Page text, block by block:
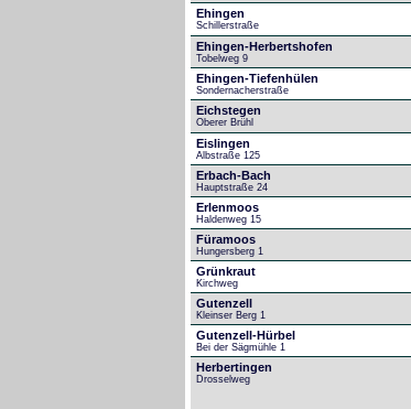
Ehingen
Schillerstraße
Ehingen-Herbertshofen
Tobelweg 9
Ehingen-Tiefenhülen
Sondernacherstraße
Eichstegen
Oberer Brühl
Eislingen
Albstraße 125
Erbach-Bach
Hauptstraße 24
Erlenmoos
Haldenweg 15
Füramoos
Hungersberg 1
Grünkraut
Kirchweg
Gutenzell
Kleinser Berg 1
Gutenzell-Hürbel
Bei der Sägmühle 1
Herbertingen
Drosselweg